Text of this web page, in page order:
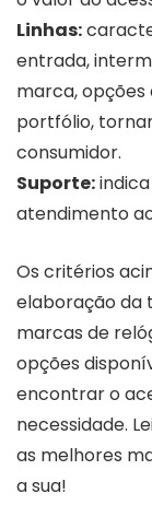
Linhas:
entrada,
marca, opções
portfólio,
consumidor.
Suporte:
atendimento
Os critérios
elaboração da
marcas de
opções
encontrar o
necessidade.
as melhores
a sua!